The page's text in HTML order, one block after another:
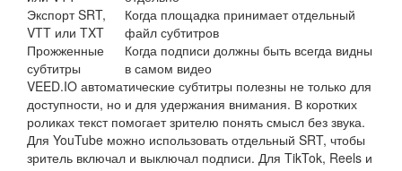
Экспорт SRT,
VTT или TXT
Когда площадка принимает отдельный
файл субтитров
Прожженные
субтитры
Когда подписи должны быть всегда видны
в самом видео
VEED.IO автоматические субтитры полезны не только для
доступности, но и для удержания внимания. В коротких
роликах текст помогает зрителю понять смысл без звука.
Для YouTube можно использовать отдельный SRT, чтобы
зритель включал и выключал подписи. Для TikTok, Reels и